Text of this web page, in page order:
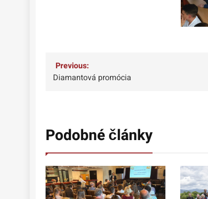
Navigácia
v
Previous:
Diamantová promócia
Podobné články